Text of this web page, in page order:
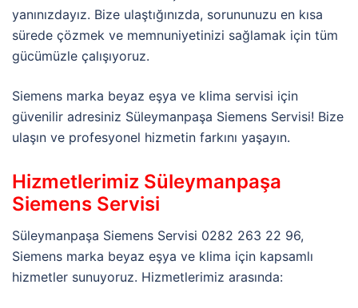
yanınızdayız. Bize ulaştığınızda, sorununuzu en kısa
sürede çözmek ve memnuniyetinizi sağlamak için tüm
gücümüzle çalışıyoruz.
Siemens marka beyaz eşya ve klima servisi için
güvenilir adresiniz Süleymanpaşa Siemens Servisi! Bize
ulaşın ve profesyonel hizmetin farkını yaşayın.
Hizmetlerimiz Süleymanpaşa
Siemens Servisi
Süleymanpaşa Siemens Servisi 0282 263 22 96,
Siemens marka beyaz eşya ve klima için kapsamlı
hizmetler sunuyoruz. Hizmetlerimiz arasında: